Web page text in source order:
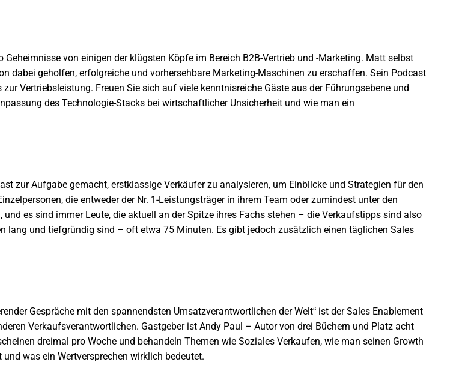
Geheimnisse von einigen der klügsten Köpfe im Bereich B2B-Vertrieb und -Marketing. Matt selbst
dabei geholfen, erfolgreiche und vorhersehbare Marketing-Maschinen zu erschaffen. Sein Podcast
Vertriebsleistung. Freuen Sie sich auf viele kenntnisreiche Gäste aus der Führungsebene und
des Technologie-Stacks bei wirtschaftlicher Unsicherheit und wie man ein
zur Aufgabe gemacht, erstklassige Verkäufer zu analysieren, um Einblicke und Strategien für den
die entweder der Nr. 1-Leistungsträger in ihrem Team oder zumindest unter den
und es sind immer Leute, die aktuell an der Spitze ihres Fachs stehen – die Verkaufstipps sind also
lang und tiefgründig sind – oft etwa 75 Minuten. Es gibt jedoch zusätzlich einen täglichen Sales
Gespräche mit den spannendsten Umsatzverantwortlichen der Welt“ ist derSales Enablement
Verkaufsverantwortlichen. Gastgeber ist Andy Paul – Autor von drei Büchern und Platz acht
dreimal pro Woche und behandeln Themen wie Soziales Verkaufen, wie man seinen Growth
was ein Wertversprechen wirklich bedeutet.